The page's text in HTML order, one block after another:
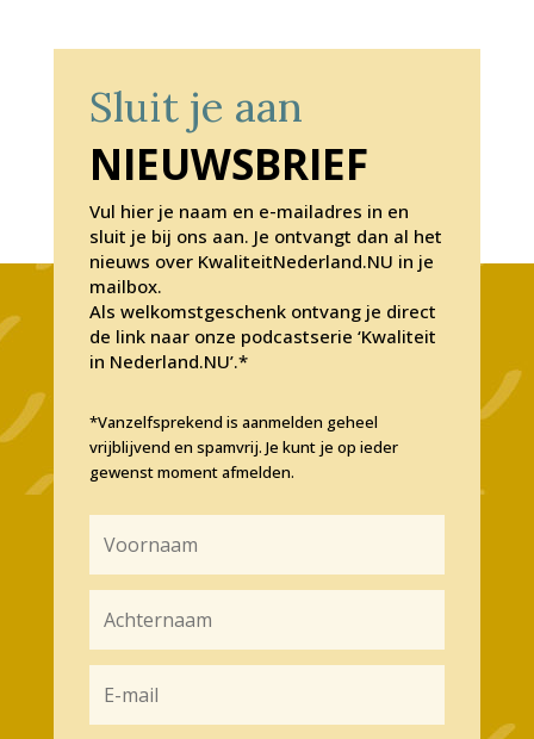
Sluit je aan
NIEUWSBRIEF
Vul hier je naam en e-mailadres in en
sluit je bij ons aan. Je ontvangt dan al het
nieuws over KwaliteitNederland.NU in je
mailbox.
Als welkomstgeschenk ontvang je direct
de link naar onze podcastserie ‘Kwaliteit
in Nederland.NU’.*
*Vanzelfsprekend is aanmelden geheel
vrijblijvend en spamvrij. Je kunt je op ieder
gewenst moment afmelden.